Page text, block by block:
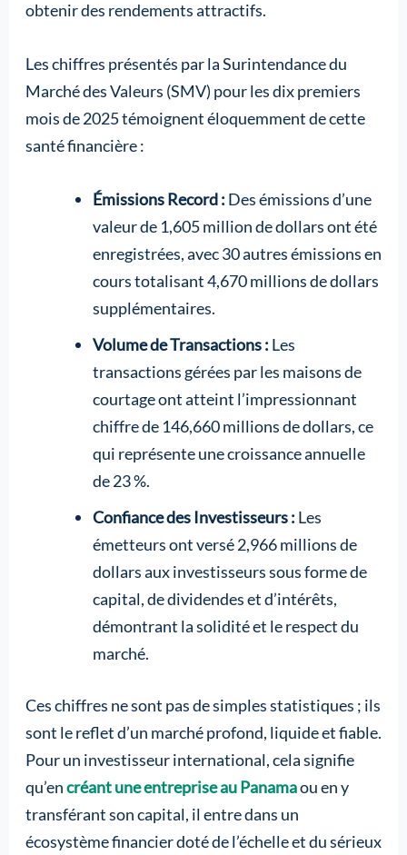
obtenir des rendements attractifs.
Les chiffres présentés par la Surintendance du
Marché des Valeurs (SMV) pour les dix premiers
mois de 2025 témoignent éloquemment de cette
santé financière :
Émissions Record : Des émissions d’une
valeur de 1,605 million de dollars ont été
enregistrées, avec 30 autres émissions en
cours totalisant 4,670 millions de dollars
supplémentaires.
Volume de Transactions : Les
transactions gérées par les maisons de
courtage ont atteint l’impressionnant
chiffre de 146,660 millions de dollars, ce
qui représente une croissance annuelle
de 23 %.
Confiance des Investisseurs : Les
émetteurs ont versé 2,966 millions de
dollars aux investisseurs sous forme de
capital, de dividendes et d’intérêts,
démontrant la solidité et le respect du
marché.
Ces chiffres ne sont pas de simples statistiques ; ils
sont le reflet d’un marché profond, liquide et fiable.
Pour un investisseur international, cela signifie
qu’encréant une entreprise au Panamaou en y
transférant son capital, il entre dans un
écosystème financier doté de l’échelle et du sérieux